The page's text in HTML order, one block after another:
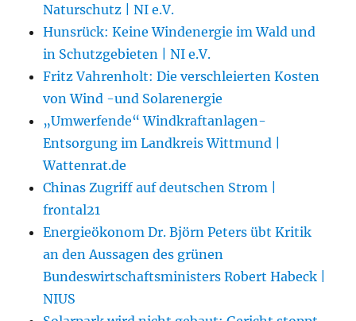
Naturschutz | NI e.V.
Hunsrück: Keine Windenergie im Wald und
in Schutzgebieten | NI e.V.
Fritz Vahrenholt: Die verschleierten Kosten
von Wind -und Solarenergie
„Umwerfende“ Windkraftanlagen-
Entsorgung im Landkreis Wittmund |
Wattenrat.de
Chinas Zugriff auf deutschen Strom |
frontal21
Energieökonom Dr. Björn Peters übt Kritik
an den Aussagen des grünen
Bundeswirtschaftsministers Robert Habeck |
NIUS